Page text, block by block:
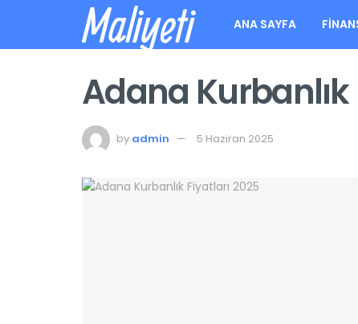
Maliyeti ANA SAYFA
Adana Kurbanlık
by admin 5 Haziran 2025